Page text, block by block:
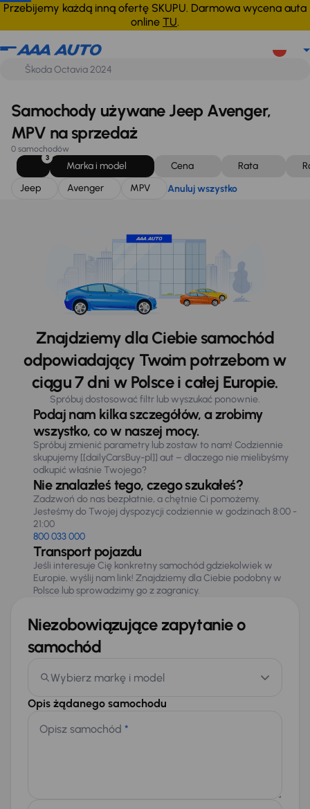
Przebijemy każdą inną ofertę SKUPU. Darmowa wycena auta
online TU.
Jeep Avenger MPV Anuluj wszystko
Samochody używane Jeep Avenger,
MPV na sprzedaż
0 samochodów
3
Marka i model Cena Rata
Jeep
Avenger MPV Anuluj wszystko
Znajdziemy dla Ciebie samochód
odpowiadający Twoim potrzebom w
ciągu 7 dni w Polsce i całej Europie.
Spróbuj dostosować filtr lub wyszukać ponownie.
Podaj nam kilka szczegółów, a zrobimy
wszystko, co w naszej mocy.
Spróbuj zmienić parametry lub zostaw to nam! Codziennie
skupujemy [[dailyCarsBuy-pl]] aut – dlaczego nie mielibyśmy
odkupić właśnie Twojego?
Nie znalazłeś tego, czego szukałeś?
Zadzwoń do nas bezpłatnie, a chętnie Ci pomożemy.
Jesteśmy do Twojej dyspozycji codziennie w godzinach 8:00 -
21:00
800 033 000
Transport pojazdu
Jeśli interesuje Cię konkretny samochód gdziekolwiek w
Europie, wyślij nam link! Znajdziemy dla Ciebie podobny w
Polsce lub sprowadzimy go z zagranicy.
Niezobowiązujące zapytanie o
samochód
Wybierz markę i model
Opis żądanego samochodu
Opisz samochód *